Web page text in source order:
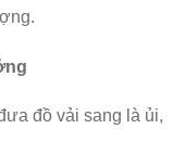
đồ vải sang là ủi,